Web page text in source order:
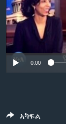
ቂሔ ጽልሚ
ቋንቋታትNo
0:00
ኣካፍል